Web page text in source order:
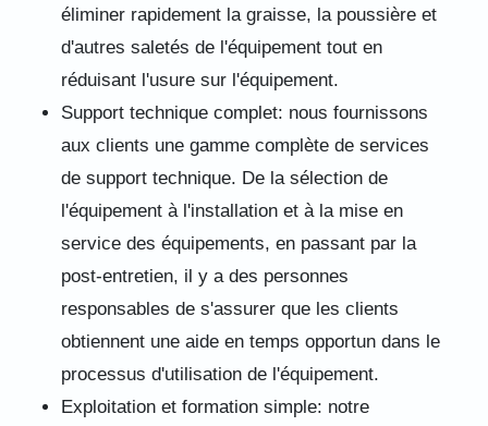
éliminer rapidement la graisse, la poussière et
d'autres saletés de l'équipement tout en
réduisant l'usure sur l'équipement.
Support technique complet: nous fournissons
aux clients une gamme complète de services
de support technique. De la sélection de
l'équipement à l'installation et à la mise en
service des équipements, en passant par la
post-entretien, il y a des personnes
responsables de s'assurer que les clients
obtiennent une aide en temps opportun dans le
processus d'utilisation de l'équipement.
Exploitation et formation simple: notre